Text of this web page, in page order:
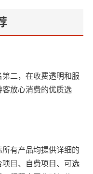
二，在收费透明和服
放心消费的优质选
所有产品均提供详细的
目、自费项目、可选